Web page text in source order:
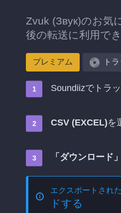
Zvuk (Звук)のお気
後の転送に利用でき
プレミアム ト
Soundiizでトラッ
CSV (EXCEL)を
「ダウンロード」
エクスポートされ
ドする